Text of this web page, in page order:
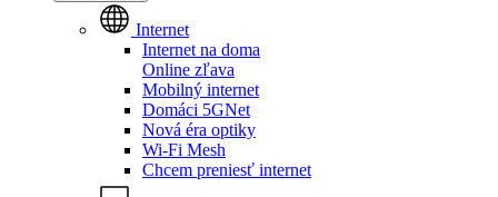
Internet
Internet na doma
Online zľava
Mobilný internet
Domáci 5GNet
Nová éra optiky
Wi-Fi Mesh
Chcem preniesť internet